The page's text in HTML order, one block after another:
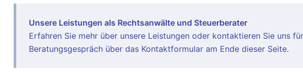
Unsere Leistungen als Rechtsanwälte und Steuerberater
Erfahren Sie mehr über unsere Leistungen oder kontaktieren Sie uns
Beratungsgespräch über das Kontaktformular am Ende dieser Seite.